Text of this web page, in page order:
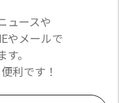
ュースや
やメールで
。
利です！